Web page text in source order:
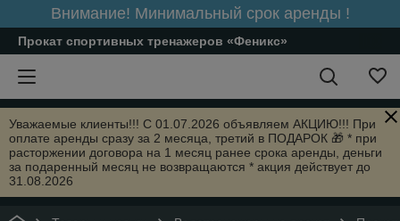
Внимание! Минимальный срок аренды !
Прокат спортивных тренажеров «Феникс»
Уважаемые клиенты!!! С 01.07.2026 объявляем АКЦИЮ!!! При
оплате аренды сразу за 2 месяца, третий в ПОДАРОК 🎁 * при
расторжении договора на 1 месяц ранее срока аренды, деньги
за подаренный месяц не возвращаются * акция действует до
31.08.2026